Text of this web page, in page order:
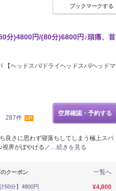
ブックマークする
分)4800円/(80分)6800円♪頭痛、首
【ヘッドスパ/ドライヘッドスパ/ヘッドマ
287件 UP
空席確認・予約する
良さに思わず寝落ちしてしまう極上スパ
視界がぼやける／…続きを見る
一覧へ
クーポン
50分】4800円 ¥4,800